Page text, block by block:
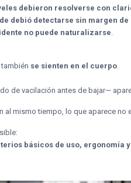
debieron resolverse con
debió detectarse sin margen de
no puede naturalizarse.
se sienten en el cuerpo.
de vacilación antes de bajar—
mismo tiempo, lo que aparece no
básicos de uso, ergonomía